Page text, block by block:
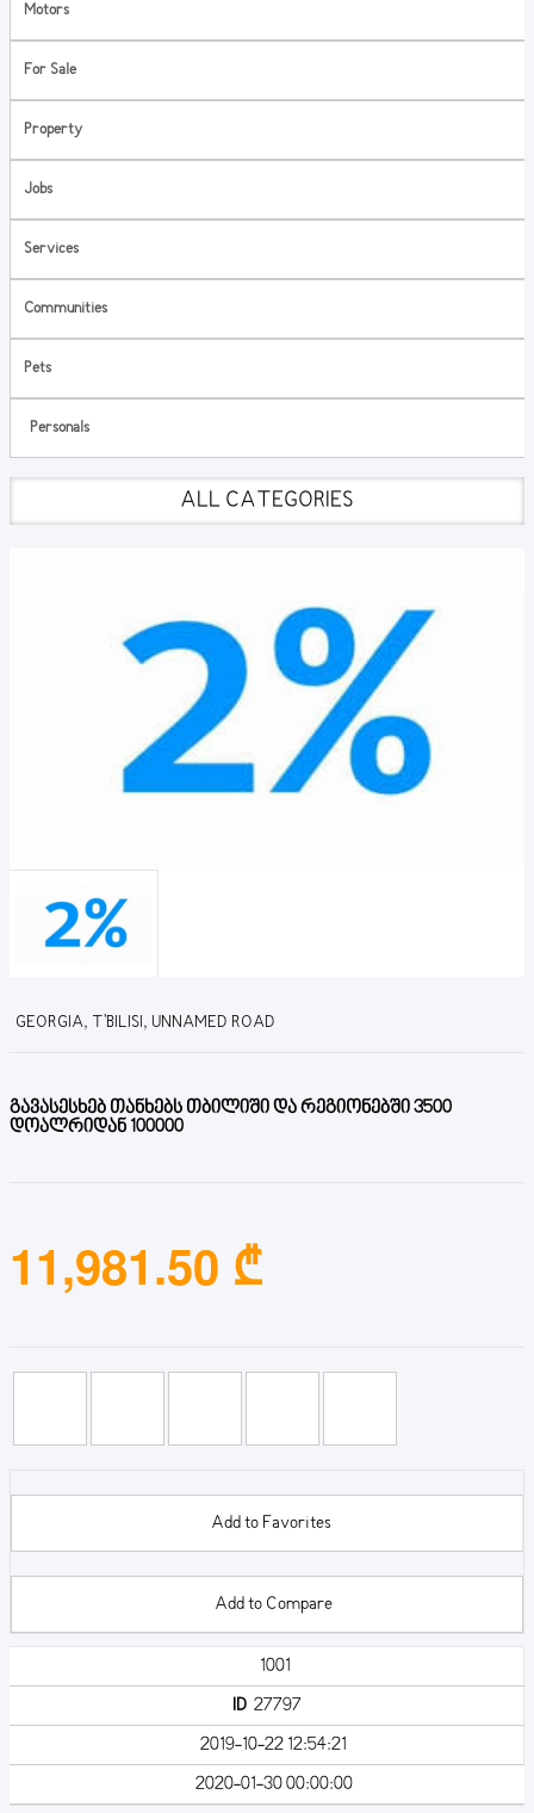
Motors
For Sale
Property
Jobs
Services
Communities
Pets
Personals
ALL CATEGORIES
GEORGIA, T'BILISI, UNNAMED ROAD
გავასესხებ თანხებს თბილიში და რეგიონებში 3500
დოალრიდან 100000
11,981.50 ₾
Add to Favorites
Add to Compare
1001
ID27797
2019-10-22 12:54:21
2020-01-30 00:00:00